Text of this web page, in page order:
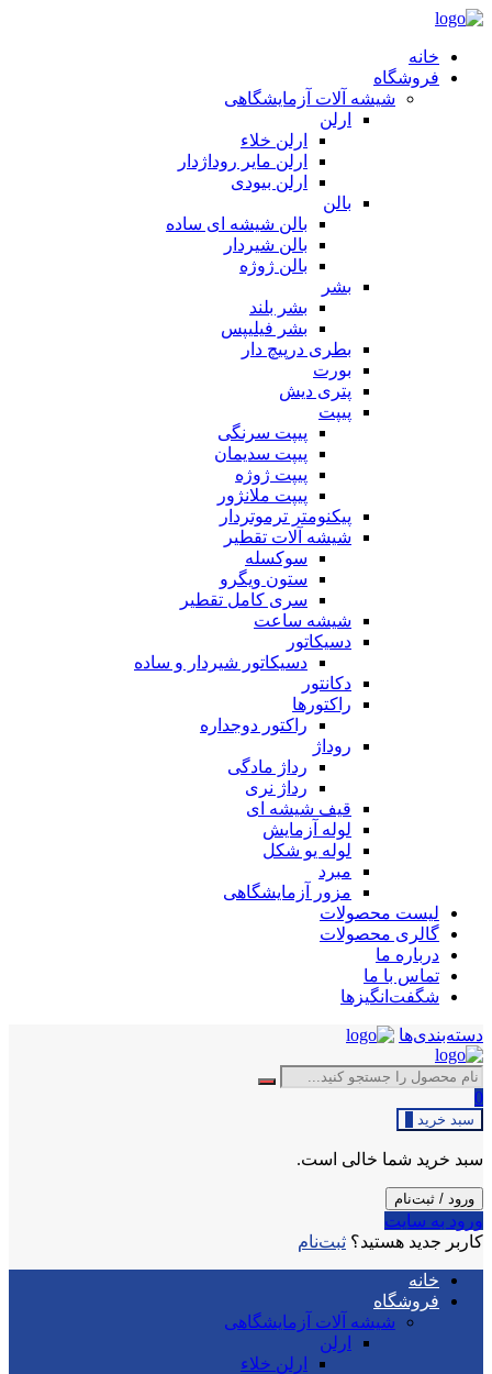
خانه
فروشگاه
شیشه آلات آزمایشگاهی
ارلن
ارلن خلاء
ارلن مایر روداژدار
ارلن بیودی
بالن
بالن شیشه ای ساده
بالن شیردار
بالن ژوژه
بشر
بشر بلند
بشر فیلیپس
بطری درپیچ دار
بورت
پتری دیش
پیپت
پیپت سرنگی
پیپت سدیمان
پیپت ژوژه
پیپت ملانژور
پیکنومتر ترموتردار
شیشه آلات تقطیر
سوکسله
ستون ویگرو
سری کامل تقطیر
شیشه ساعت
دسیکاتور
دسیکاتور شیردار و ساده
دکانتور
راکتورها
راکتور دوجداره
روداژ
رداژ مادگی
رداژ نری
قیف شیشه ای
لوله آزمایش
لوله یو شکل
مبرد
مزور آزمایشگاهی
لیست محصولات
گالری محصولات
درباره ما
تماس با ما
شگفت‌انگیزها
دسته‌بندی‌ها
0
سبد خرید
سبد خرید شما خالی است.
ورود / ثبت‌نام
ورود به سایت
کاربر جدید هستید؟ ثبت‌نام
خانه
فروشگاه
شیشه آلات آزمایشگاهی
ارلن
ارلن خلاء